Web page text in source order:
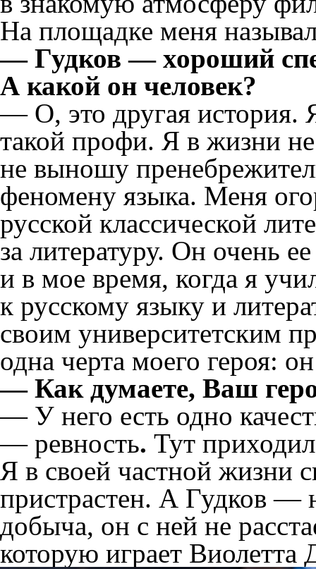
На площадке меня
— Гудков — хороший
А какой он человек?
— О, это другая история.
такой профи. Я в жизни
не выношу
феномену языка. Меня
русской классической
за литературу. Он очень
и в мое время, когда я
к русскому языку и
своим университетским
одна черта моего героя:
— Как думаете, Ваш
— У него есть одно
— ревность. Тут
Я в своей частной жизни
пристрастен. А Гудков —
добыча, он с ней не
которую играет Виолетта